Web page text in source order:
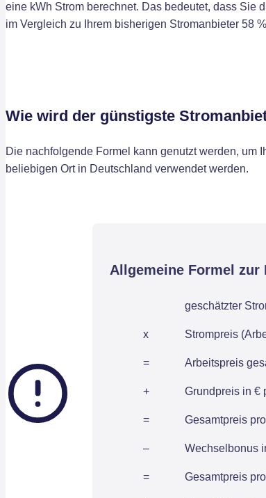
eine kWh Strom berechnet. Das bedeutet, dass Sie
im Vergleich zu Ihrem bisherigen Stromanbieter 58
Wie wird der günstigste
Die nachfolgende Formel kann genutzt werden, um
beliebigen Ort in Deutschland verwendet werden.
Allgemeine Formel
geschätzter
x Strompreis
= Arbeitspreis
+ Grundpreis in €
= Gesamtpreis
– Wechselbonus
= Gesamtpreis